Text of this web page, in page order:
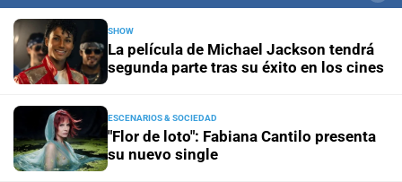
Propiedad privada y derechos Fiscalías
ambientales cuestionan la reforma por su posible
regresión en materia ambiental
SHOW
La película de Michael Jackson tendrá
segunda parte tras su éxito en los cines
ESCENARIOS & SOCIEDAD
"Flor de loto": Fabiana Cantilo presenta
su nuevo single